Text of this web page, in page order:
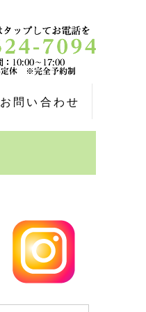
お問い合わせ